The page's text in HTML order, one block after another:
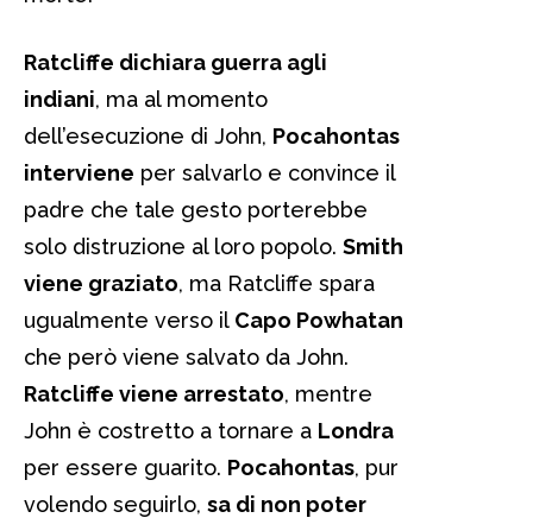
Ratcliffe dichiara guerra agli
indiani, ma al momento
dell’esecuzione di John, Pocahontas
interviene per salvarlo e convince il
padre che tale gesto porterebbe
solo distruzione al loro popolo. Smith
viene graziato, ma Ratcliffe spara
ugualmente verso il Capo Powhatan
che però viene salvato da John.
Ratcliffe viene arrestato, mentre
John è costretto a tornare a Londra
per essere guarito. Pocahontas, pur
volendo seguirlo, sa di non poter